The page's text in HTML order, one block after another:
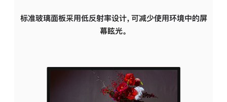
标准玻璃面板采用低反射率设计，可减少使用环境中的屏
幕眩光。